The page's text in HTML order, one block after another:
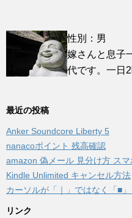
性別：男
嫁さんと息子
代です。一日
最近の投稿
Anker Soundcore Liberty 5
nanacoポイント 残高確認
amazon 偽メール 見分け方 スマ
Kindle Unlimited キャンセル方法
カーソルが「｜」ではなく「■
リンク